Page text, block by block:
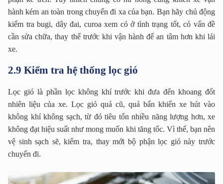
hành kém an toàn trong chuyến đi xa của bạn. Bạn hãy chủ động
kiểm tra bugi, dây đai, curoa xem có ở tình trạng tốt, có vấn đề
cần sửa chữa, thay thế trước khi vận hành để an tâm hơn khi lái
xe.
2.9 Kiểm tra hệ thống lọc gió
Lọc gió là phần lọc không khí trước khi đưa đến khoang đốt
nhiên liệu của xe. Lọc gió quá cũ, quá bẩn khiến xe hút vào
không khí không sạch, từ đó tiêu tốn nhiều năng lượng hơn, xe
không đạt hiệu suất như mong muốn khi tăng tốc. Vì thế, bạn nên
vệ sinh sạch sẽ, kiểm tra, thay mới bộ phận lọc gió này trước
chuyến đi.